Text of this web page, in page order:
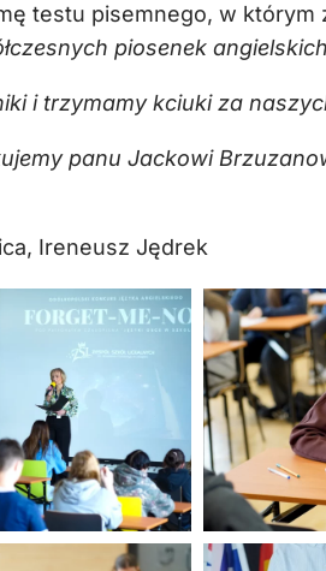
testu pisemnego, w
piosenek
i trzymamy kciuki za
panu Jackowi
Ireneusz Jędrek